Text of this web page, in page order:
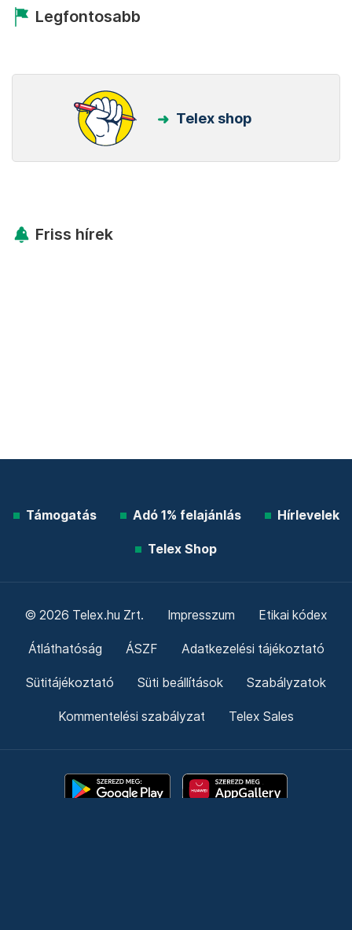
Legfontosabb
Telex shop
Friss hírek
Támogatás Adó 1% felajánlás Hírlevelek
Telex Shop
© 2026 Telex.hu Zrt. Impresszum Etikai kódex
Átláthatóság ÁSZF Adatkezelési tájékoztató
Sütitájékoztató Süti beállítások Szabályzatok
Kommentelési szabályzat Telex Sales